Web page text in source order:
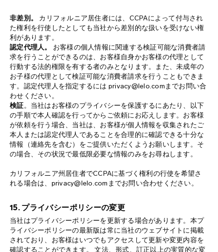
非差別。
カリフォルニア居住者には、CCPAによって付与され
た権利を行使したとしても当社から差別的な扱いを受けない権
利があります。
認定代理人。
お客様の個人情報に関連する検証可能な消費者請
求を行うことができるのは、お客様自身かお客様の代理として
行動する法的権限を有する者のみとなります。また、未成年の
お子様の代理として検証可能な消費者請求を行うこともできま
す。認定代理人を指定するには privacy@lelo.comまでお問い合
わせください。
検証。当社はお客様のプライバシーを保護するにあたり、以下
の手順で本人確認を行ってからご依頼にお応えします。お客様
が依頼を行う場合、当社は、お客様が個人情報を収集されたご
本人または認定代理人であることを合理的に確認できる十分な
情報（連絡先を含む）をご提供いただくようお願いします。そ
の場合、その状況で最低限必要な情報のみをお尋ねします。
カリフォルニア州居住者でCCPAに基づく権利の行使を希望さ
れる場合は、privacy@lelo.comまでお問い合わせください。
15. プライバシーポリシーの変更
当社はプライバシーポリシーを更新する場合があります。本プ
ライバシーポリシーの最新版は常に当社のウェブサイトに掲載
されており、お客様はいつでもアクセスして更新や変更内容を
確認することができます。 文法、形式、訂正以上の実質的な変